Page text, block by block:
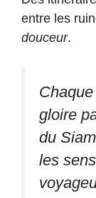
entre les
douceur.
gloire
du
les